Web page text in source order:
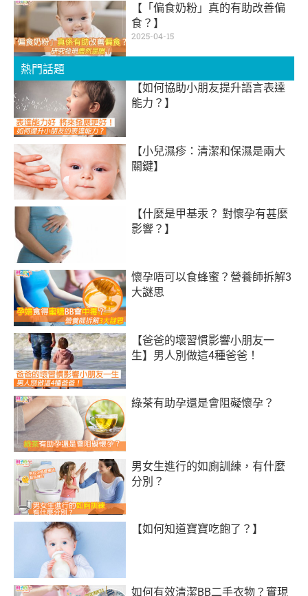
【「偏食奶粉」真的有助改善偏
食？】
2025-04-15
熱門話題
【如何協助小朋友提升語言表達
能力？】
【小兒濕疹：清潔和保濕是兩大
關鍵】
【什麼是甲基汞？ 對懷孕有甚麼
影響？】
懷孕唔可以食蜂蜜？營養師拆解3
大謎思
【爸爸的壞習慣影響小朋友一
生】男人別做這4種爸爸！
綠茶有助孕還是會阻礙懷孕？
男女生進行的如廁訓練，有什麼
分別？
【如何知道寶寶吃飽了？】
如何有效清潔BB二手衣物？實現